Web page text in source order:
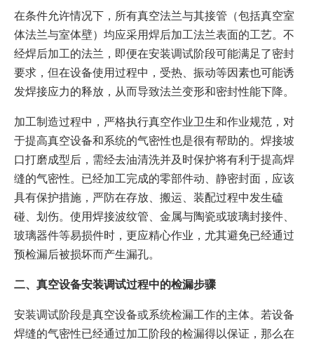
在条件允许情况下，所有真空法兰与其接管（包括真空室
体法兰与室体壁）均应采用焊后加工法兰表面的工艺。不
经焊后加工的法兰，即便在安装调试阶段可能满足了密封
要求，但在设备使用过程中，受热、振动等因素也可能诱
发焊接应力的释放，从而导致法兰变形和密封性能下降。
加工制造过程中，严格执行真空作业卫生和作业规范，对
于提高真空设备和系统的气密性也是很有帮助的。焊接坡
口打磨成型后，需经去油清洗并及时保护将有利于提高焊
缝的气密性。已经加工完成的零部件动、静密封面，应该
具有保护措施，严防在存放、搬运、装配过程中发生磕
碰、划伤。使用焊接波纹管、金属与陶瓷或玻璃封接件、
玻璃器件等易损件时，更应精心作业，尤其避免已经通过
预检漏后被损坏而产生漏孔。
二、真空设备安装调试过程中的检漏步骤
安装调试阶段是真空设备或系统检漏工作的主体。若设备
焊缝的气密性已经通过加工阶段的检漏得以保证，那么在